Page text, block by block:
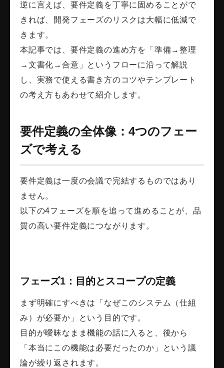
逆に言えば、要件定義を丁寧に固めることがで
きれば、開発フェーズのリスクは大幅に低減で
きます。
本記事では、要件定義の進め方を「準備→整理
→文書化→合意」というフローに沿って解説
し、実務で使える書き方のコツやテンプレート
の考え方もあわせて紹介します。
要件定義の全体像：4つのフェー
ズで考える
要件定義は一度の会議で完結するものではあり
ません。
以下の4フェーズを順を追って進めることが、品
質の高い要件定義につながります。
フェーズ1：目的とスコープの定義
まず明確にすべきは「なぜこのシステム（仕組
み）が必要か」という目的です。
目的が曖昧なまま機能の話に入ると、後から
「本当にこの機能は必要だったのか」という議
論が繰り返されます。